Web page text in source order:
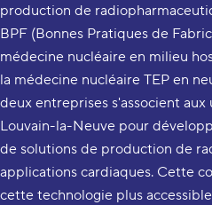
production de
BPF (Bonnes Pratiques de
médecine nucléaire en milieu
la médecine nucléaire TEP en
deux entreprises s'associent
Louvain-la-Neuve pour
de solutions de production de
applications cardiaques. Cette
cette technologie plus